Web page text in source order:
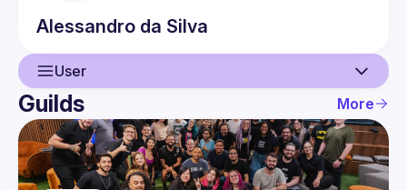
Alessandro da Silva
User
User
Events
Guilds
Guilds More